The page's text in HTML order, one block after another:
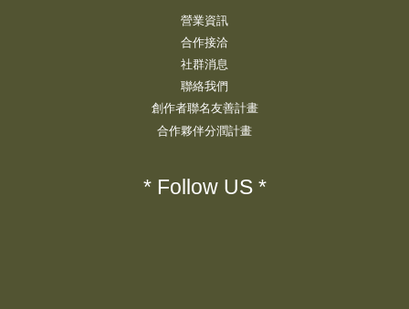
營業資訊
合作接洽
社群消息
聯絡我們
創作者聯名友善計畫
合作夥伴分潤計畫
* Follow US *